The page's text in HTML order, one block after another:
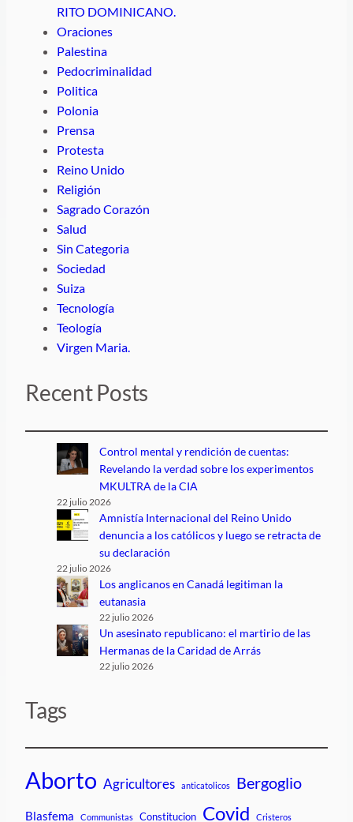
RITO DOMINICANO.
Oraciones
Palestina
Pedocriminalidad
Politica
Polonia
Prensa
Protesta
Reino Unido
Religión
Sagrado Corazón
Salud
Sin Categoria
Sociedad
Suiza
Tecnología
Teología
Virgen Maria.
Recent Posts
Control mental y rendición de cuentas:
Revelando la verdad sobre los experimentos
MKULTRA de la CIA
22 julio 2026
Amnistía Internacional del Reino Unido
denuncia a los católicos y luego se retracta de
su declaración
22 julio 2026
Los anglicanos en Canadá legitiman la
eutanasia
22 julio 2026
Un asesinato republicano: el martirio de las
Hermanas de la Caridad de Arrás
22 julio 2026
Tags
Aborto Agricultores anticatolicos Bergoglio
Blasfema Communistas Constitucion Covid Cristeros